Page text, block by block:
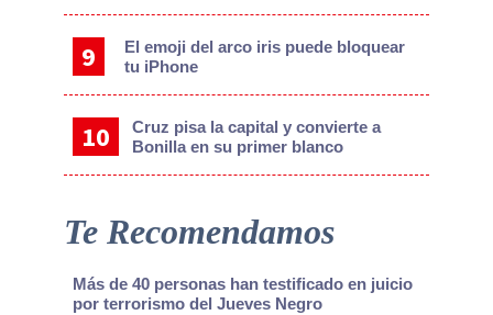
El emoji del arco iris puede bloquear
tu iPhone
Cruz pisa la capital y convierte a
Bonilla en su primer blanco
Te Recomendamos
Más de 40 personas han testificado en juicio
por terrorismo del Jueves Negro